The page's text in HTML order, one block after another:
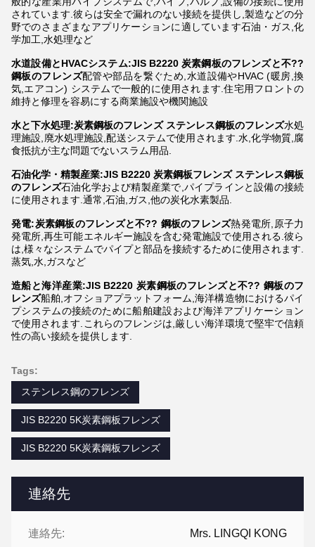
連絡先
連絡先: Mrs. LINGQI KONG
されています.彼らは安全で漏れのない接続を提供し,製造などの分
野でのさまざまなアプリケーションに適しています石油・ガス,化
学加工,水処理など
水道設備とHVACシステム:JIS B2220 炭素鋼板のフレンズと不??
鋼板のフレンズ配管や部品を繋ぐため,水道設備やHVAC (暖房,換
気,エアコン) システムで一般的に使用されます.住宅用フロントの
維持と修理を容易にする商業施設や機関施設
水と下水処理:炭素鋼板のフレンズ ステンレス鋼板のフレンズ水処
理施設,廃水処理施設,配送システムで使用されます.水,化学物質,腐
食抵抗が主な問題でないスラム用品.
石油化学・精製産業:JIS B2220 炭素鋼板フレンズ ステンレス鋼板
のフレンズ石油化学および精製産業で,パイプラインと設備の接続
に使用されます.通常,石油,ガス,他の炭化水素製品.
発電:炭素鋼板のフレンズと不?? 鋼板のフレンズ熱発電所,原子力
発電所,再生可能エネルギー施設を含む発電施設で使用される.彼ら
は,様々なシステムでパイプと部品を接続するために使用されます.
蒸気,水,ガスなど
造船と海洋産業:JIS B2220 炭素鋼板のフレンズと不?? 鋼板のフ
レンズ船舶,オフショアプラットフォーム,海洋構造物におけるパイ
プシステムの接続のために船舶建設および海洋アプリケーション
で使用されます.これらのフレンジは,厳しい海洋環境で堅牢で信頼
性の高い接続を提供します.
Tags:
ステンレス鋼のフレンズ
JIS B2220 5K炭素鋼板フレンズ
JIS B2220 5K炭素鋼板フレンズ